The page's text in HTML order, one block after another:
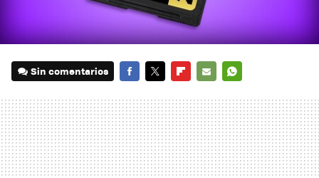
Sin comentarios
MAIL